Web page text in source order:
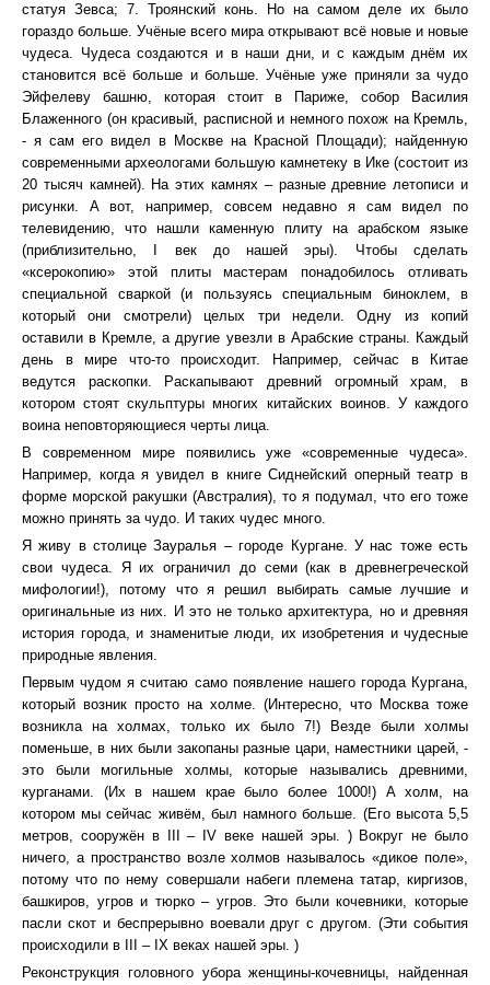
статуя Зевса; 7. Троянский конь. Но на самом деле их было
гораздо больше. Учёные всего мира открывают всё новые и новые
чудеса. Чудеса создаются и в наши дни, и с каждым днём их
становится всё больше и больше. Учёные уже приняли за чудо
Эйфелеву башню, которая стоит в Париже, собор Василия
Блаженного (он красивый, расписной и немного похож на Кремль,
- я сам его видел в Москве на Красной Площади); найденную
современными археологами большую камнетеку в Ике (состоит из
20 тысяч камней). На этих камнях – разные древние летописи и
рисунки. А вот, например, совсем недавно я сам видел по
телевидению, что нашли каменную плиту на арабском языке
(приблизительно, I век до нашей эры). Чтобы сделать
«ксерокопию» этой плиты мастерам понадобилось отливать
специальной сваркой (и пользуясь специальным биноклем, в
который они смотрели) целых три недели. Одну из копий
оставили в Кремле, а другие увезли в Арабские страны. Каждый
день в мире что-то происходит. Например, сейчас в Китае
ведутся раскопки. Раскапывают древний огромный храм, в
котором стоят скульптуры многих китайских воинов. У каждого
воина неповторяющиеся черты лица.
В современном мире появились уже «современные чудеса».
Например, когда я увидел в книге Сиднейский оперный театр в
форме морской ракушки (Австралия), то я подумал, что его тоже
можно принять за чудо. И таких чудес много.
Я живу в столице Зауралья – городе Кургане. У нас тоже есть
свои чудеса. Я их ограничил до семи (как в древнегреческой
мифологии!), потому что я решил выбирать самые лучшие и
оригинальные из них. И это не только архитектура, но и древняя
история города, и знаменитые люди, их изобретения и чудесные
природные явления.
Первым чудом я считаю само появление нашего города Кургана,
который возник просто на холме. (Интересно, что Москва тоже
возникла на холмах, только их было 7!) Везде были холмы
поменьше, в них были закопаны разные цари, наместники царей, -
это были могильные холмы, которые назывались древними,
курганами. (Их в нашем крае было более 1000!) А холм, на
котором мы сейчас живём, был намного больше. (Его высота 5,5
метров, сооружён в III – IV веке нашей эры. ) Вокруг не было
ничего, а пространство возле холмов называлось «дикое поле»,
потому что по нему совершали набеги племена татар, киргизов,
башкиров, угров и тюрко – угров. Это были кочевники, которые
пасли скот и беспрерывно воевали друг с другом. (Эти события
происходили в III – IX веках нашей эры. )
Реконструкция головного убора женщины-кочевницы, найденная